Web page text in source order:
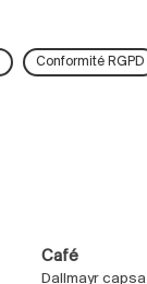
Conformité RGPD
Café
Dallmayr capsa